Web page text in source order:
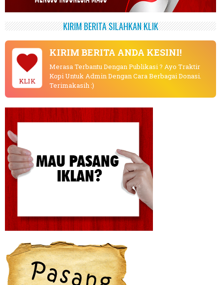
KIRIM BERITA SILAHKAN KLIK
KLIK
KIRIM BERITA ANDA KESINI!
Merasa Terbantu Dengan Publikasi ? Ayo Traktir
Kopi Untuk Admin Dengan Cara Berbagai Donasi.
Terimakasih :)